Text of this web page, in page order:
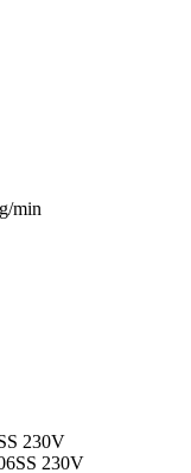
min
230V